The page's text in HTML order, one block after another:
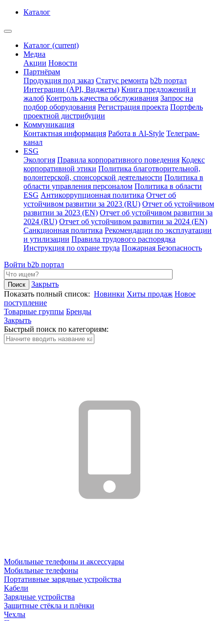
Каталог
Каталог (current)
Медиа
Акции Новости
Партнёрам
Продукция под заказ Статус ремонта b2b портал
Интеграции (API, Виджеты) Книга предложений и
жалоб Контроль качества обслуживания Запрос на
подбор оборудования Регистрация проекта Портфель
проектной дистрибуции
Коммуникация
Контактная информация Работа в Al-Style Телеграм-
канал
ESG
Экология Правила корпоративного поведения Кодекс
корпоративной этики Политика благотворительной,
волонтерской, спонсорской деятельности Политика в
области управления персоналом Политика в области
ESG Антикоррупционная политика Отчет об
устойчивом развитии за 2023 (RU) Отчет об устойчивом
развитии за 2023 (EN) Отчет об устойчивом развитии за
2024 (RU) Отчет об устойчивом развитии за 2024 (EN)
Санкционная политика Рекомендации по эксплуатации
и утилизации Правила трудового распорядка
Инструкция по охране труда Пожарная Безопасность
Войти b2b портал
Закрыть
Показать полный список: Новинки Хиты продаж Новое
поступление
Товарные группы Бренды
Закрыть
Быстрый поиск по категориям:
Мобильные телефоны и аксессуары
Мобильные телефоны
Портативные зарядные устройства
Кабели
Зарядные устройства
Защитные стёкла и плёнки
Чехлы